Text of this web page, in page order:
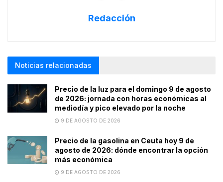
Redacción
Noticias relacionadas
Precio de la luz para el domingo 9 de agosto
de 2026: jornada con horas económicas al
mediodía y pico elevado por la noche
9 DE AGOSTO DE 2026
Precio de la gasolina en Ceuta hoy 9 de
agosto de 2026: dónde encontrar la opción
más económica
9 DE AGOSTO DE 2026